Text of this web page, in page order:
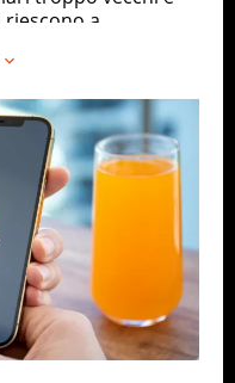
a
smetterà di
nella lista, quindi,
l’applicazione di
provvedere con
. Sono
con sistema
di funzionare
sui modelli di
per poter supportare
Questa